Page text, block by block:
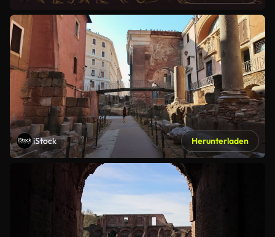
iStock Herunterladen